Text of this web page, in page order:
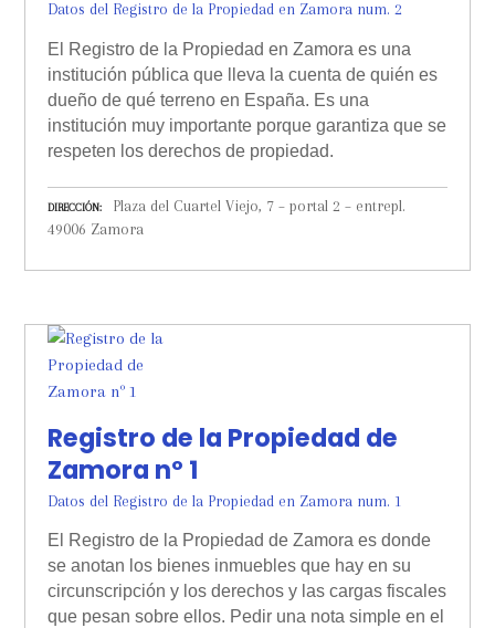
Datos del Registro de la Propiedad en Zamora num. 2
El Registro de la Propiedad en Zamora es una
institución pública que lleva la cuenta de quién es
dueño de qué terreno en España. Es una
institución muy importante porque garantiza que se
respeten los derechos de propiedad.
DIRECCIÓN
Plaza del Cuartel Viejo, 7 – portal 2 – entrepl.
49006 Zamora
Registro de la Propiedad de
Zamora nº 1
Datos del Registro de la Propiedad en Zamora num. 1
El Registro de la Propiedad de Zamora es donde
se anotan los bienes inmuebles que hay en su
circunscripción y los derechos y las cargas fiscales
que pesan sobre ellos. Pedir una nota simple en el